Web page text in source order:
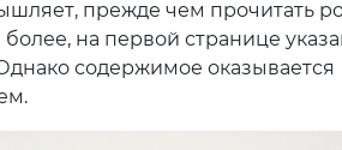
прежде чем прочитать
на первой странице
содержимое оказывается